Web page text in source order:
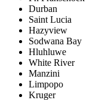
Durban
Saint Lucia
Hazyview
Sodwana Bay
Hluhluwe
White River
Manzini
Limpopo
Kruger